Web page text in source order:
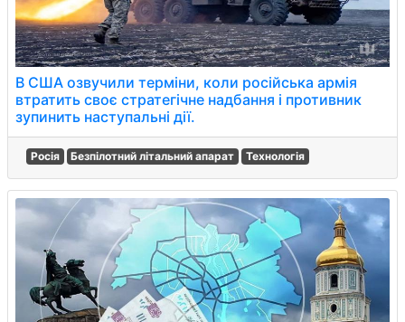
В США озвучили терміни, коли російська армія
втратить своє стратегічне надбання і противник
зупинить наступальні дії.
Росія Безпілотний літальний апарат Технологія